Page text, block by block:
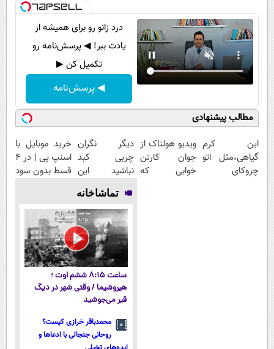
درد زانو رو برای همیشه از
یادت ببر! ◀ پرسش‌نامه رو
تکمیل کن ▶
◀ پرسش‌نامه
مطالب پیشنهادی
این کرم
گیاهی،مثل اتو
چروکای
ویدیو هولناک از
جوان کارتن
خوابی که
دیگر نگران
چربی کبد
نباشید این
نوشیدنی راه حل
شماست55%تخفیف
خرید موبایل با
اسنپ پی | در ۴
قسط بدون سود
تماشاخانه
ساعت ۸:۱۵ ششم اوت ؛
هیروشیما / وقتی شهر در دیگ
قیر می‌جوشید
محمدباقر خرازی کیست؟
روحانی جنجالی با ادعاها و